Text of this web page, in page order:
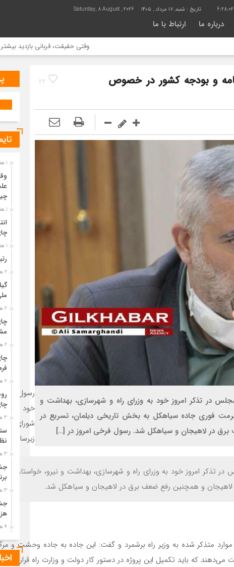
6:28:02 تاریخ : شنبه, ۱۷ مرداد , ۱۴۰۵ Saturday, 8 August , 2026
درباره ما ارتباط با ما
وقتی حقیقت، قربانی بازدید بیشتر می شود
22
و بودجه کشور در خصوص
در تذکر امروز خود به وزرای راه و شهرسازی، بهداشت و
مرمت فوری جاده سیاهکل به بخش تاریخی دیلمان، تسریع در
در لاهیجان و سیاهکل شد. رسول فرخی امروز در […]
تذکر امروز خود به وزرای راه و شهرسازی، بهداشت و نیرو، خواستار
و همچنین رفع ضعف برق در لاهیجان و سیاهکل شد.
رسول
خود به
شورای
متذکر شده به وزیر راه برشمرد و گفت: این جاده به جاده وحشت و‌
که باید تکمیل این پروژه در دستور کار دولت و وزارت راه قرار گیرد.
1 هفته قبل
1 هفته قبل
1 هفته قبل
2 هفته قبل
2 هفته قبل
2 هفته قبل
2 هفته قبل
3 هفته قبل
3 هفته قبل
3 هفته قبل
4 هفته قبل